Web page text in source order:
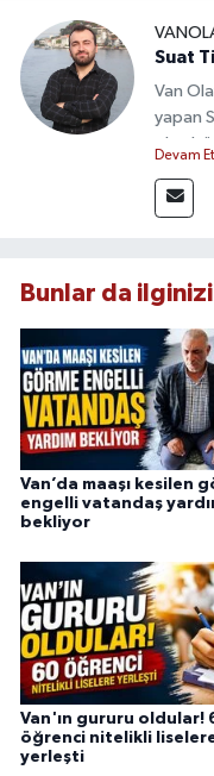
Suat
Van
yapan
olmak
Devam Et
Bunlar da
Van’da maaşı kesilen
engelli vatandaş
bekliyor
Van'ın gururu oldular!
öğrenci nitelikli
yerleşti